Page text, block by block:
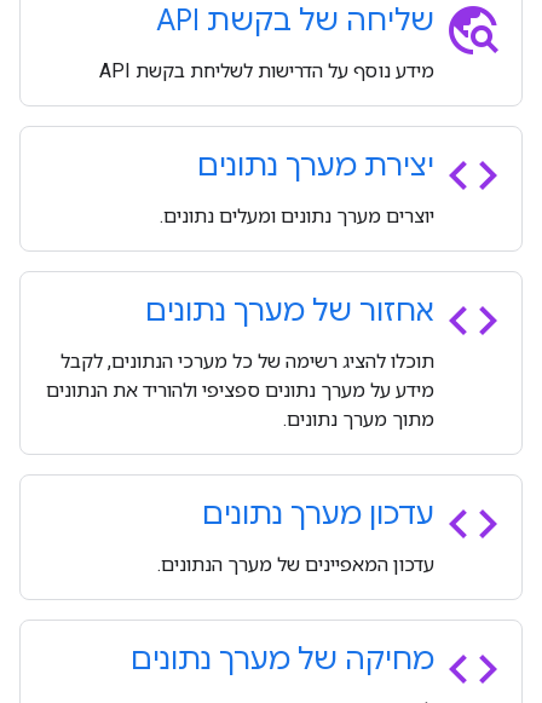
travel_explore שליחה של בקשת API
מידע נוסף על הדרישות לשליחת בקשת API
code יצירת מערך נתונים
יוצרים מערך נתונים ומעלים נתונים.
code אחזור של מערך נתונים
תוכלו להציג רשימה של כל מערכי הנתונים, לקבל
מידע על מערך נתונים ספציפי ולהוריד את הנתונים
מתוך מערך נתונים.
code עדכון מערך נתונים
עדכון המאפיינים של מערך הנתונים.
code מחיקה של מערך נתונים